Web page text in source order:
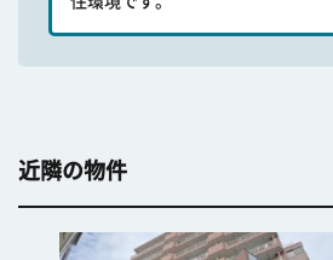
近隣の物件